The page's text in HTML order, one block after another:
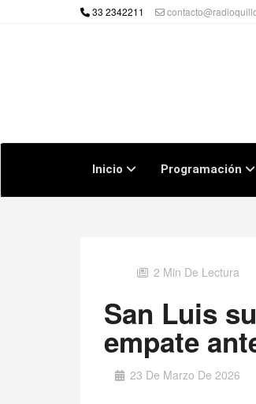
33 2342211
Inicio Programación
2 Min De Lectura
San Luis
empate
23 De Marzo De 2026